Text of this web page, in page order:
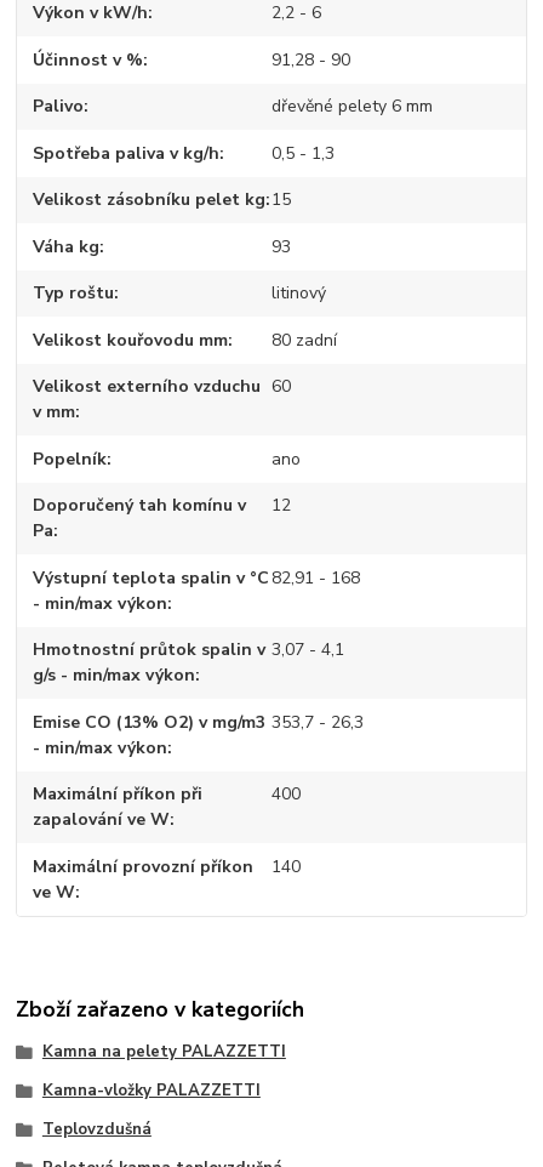
Výkon v kW/h 2,2 - 6
Účinnost v % 91,28 - 90
Palivo dřevěné pelety 6 mm
Spotřeba paliva v kg/h 0,5 - 1,3
Velikost zásobníku pelet kg 15
Váha kg 93
Typ roštu litinový
Velikost kouřovodu mm 80 zadní
Velikost externího vzduchu
v mm
60
Popelník ano
Doporučený tah komínu v
Pa
12
Výstupní teplota spalin v °C
- min/max výkon
82,91 - 168
Hmotnostní průtok spalin v
g/s - min/max výkon
3,07 - 4,1
Emise CO (13% O2) v mg/m3
- min/max výkon
353,7 - 26,3
Maximální příkon při
zapalování ve W
400
Maximální provozní příkon
ve W
140
Zboží zařazeno v kategoriích
Kamna na pelety PALAZZETTI
Kamna-vložky PALAZZETTI
Teplovzdušná